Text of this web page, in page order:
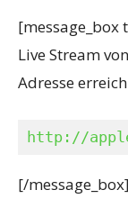
[message_box
Live Stream
Adresse
http://
[/message_box]